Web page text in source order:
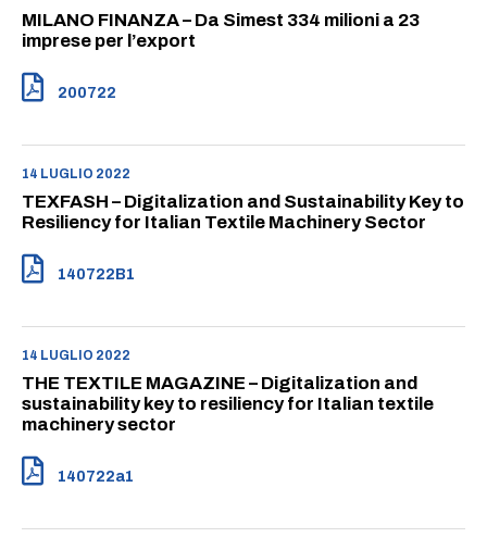
MILANO FINANZA – Da Simest 334 milioni a 23
imprese per l’export
200722
14 LUGLIO 2022
TEXFASH – Digitalization and Sustainability Key to
Resiliency for Italian Textile Machinery Sector
140722B1
14 LUGLIO 2022
THE TEXTILE MAGAZINE – Digitalization and
sustainability key to resiliency for Italian textile
machinery sector
140722a1